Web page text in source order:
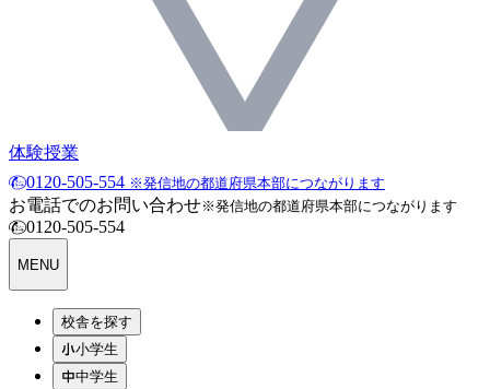
体験授業
0120-505-554 ※発信地の都道府県本部につながります
お電話でのお問い合わせ※発信地の都道府県本部につながります
0120-505-554
MENU
校舎を探す
小学生
中学生